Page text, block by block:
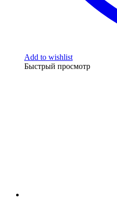
Add to wishlist
Быстрый просмотр